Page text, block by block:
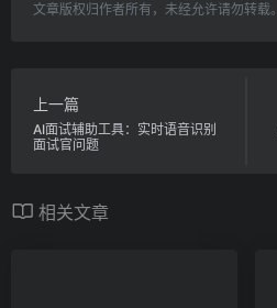
文章版权归作者所有，未经允许请勿转载。
上一篇
AI面试辅助工具：实时语音识别
面试官问题
相关文章